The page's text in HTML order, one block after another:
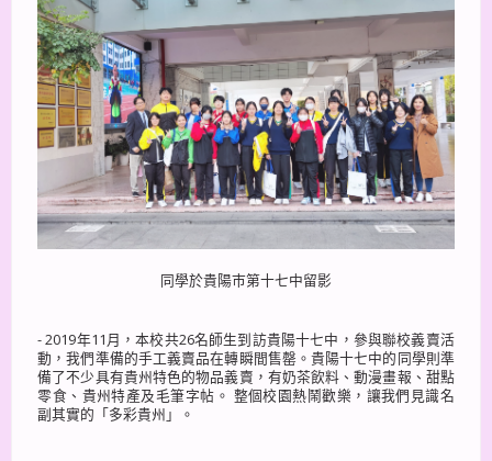
同學於貴陽巿第十七中留影
- 2019年11月，本校共26名師生到訪貴陽十七中，參與聯校義賣活
動，我們準備的手工義賣品在轉瞬間售罄。貴陽十七中的同學則準
備了不少具有貴州特色的物品義賣，有奶茶飲料、動漫畫報、甜點
零食、貴州特產及毛筆字帖。 整個校園熱鬧歡樂，讓我們見識名
副其實的「多彩貴州」。